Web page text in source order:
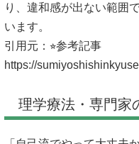
り、違和感が出ない範囲
います。
引用元：⭐︎参考記事
https://
理学療法・専門家